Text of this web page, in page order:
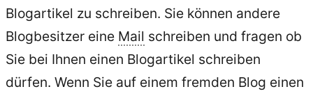
Blogartikel zu schreiben. Sie können andere
Blogbesitzer eine Mail schreiben und fragen ob
Sie bei Ihnen einen Blogartikel schreiben
dürfen. Wenn Sie auf einem fremden Blog einen